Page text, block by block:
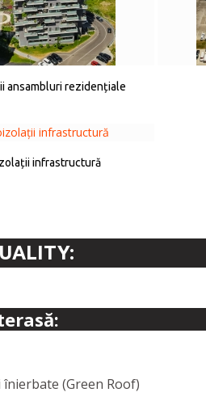
ansambluri rezidențiale
infrastructură
(Green Roof)